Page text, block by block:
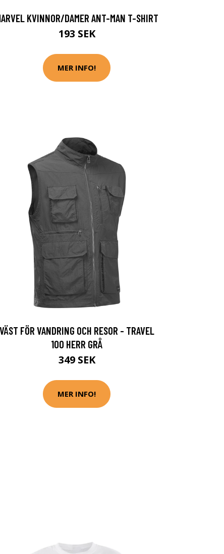
KVINNOR/DAMER ANT-MAN T-SHIRT
193 SEK
MER INFO!
VÄST FÖR VANDRING OCH RESOR - TRAVEL
100 HERR GRÅ
349 SEK
MER INFO!